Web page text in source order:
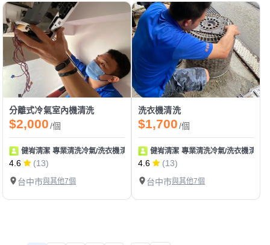
分離式冷氣室內機清洗
$2,000/個
健峟清潔 專業清洗冷氣/洗衣機清洗保養
4.6
(13)
台中市與其他7個
洗衣機清洗
$1,700/個
健峟清潔 專業清洗冷氣/洗衣機清洗
4.6
(13)
台中市與其他7個